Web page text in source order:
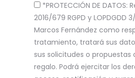
*PROTECCIÓN DE DATOS:
2016/679 RGPD y LOPDGDD
Marcos Fernández como
tratamiento, tratará sus
sus solicitudes o propuestas
regalo. Podrá ejercitar los